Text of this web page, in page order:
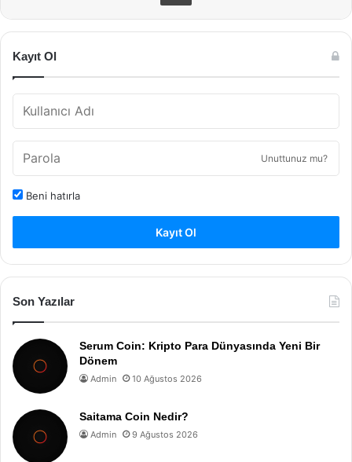
Kayıt Ol
Unuttunuz mu?
Beni hatırla
Kayıt Ol
Son Yazılar
Serum Coin: Kripto Para Dünyasında Yeni Bir
Dönem
Admin 10 Ağustos 2026
Saitama Coin Nedir?
Admin 9 Ağustos 2026